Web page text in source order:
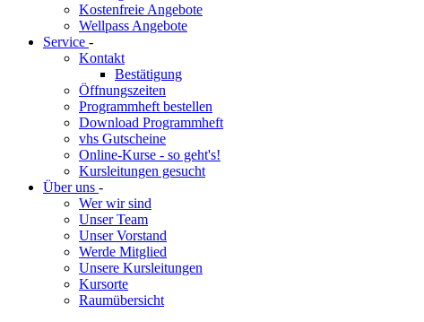
Kostenfreie Angebote
Wellpass Angebote
Service -
Kontakt
Bestätigung
Öffnungszeiten
Programmheft bestellen
Download Programmheft
vhs Gutscheine
Online-Kurse - so geht's!
Kursleitungen gesucht
Über uns -
Wer wir sind
Unser Team
Unser Vorstand
Werde Mitglied
Unsere Kursleitungen
Kursorte
Raumübersicht